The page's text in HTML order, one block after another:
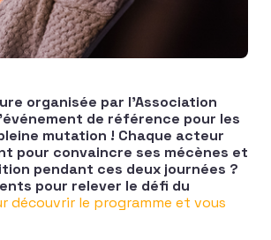
organisée par l’Association
de référence pour les
mutation ! Chaque acteur
pour convaincre ses mécènes et
pendant ces deux journées ?
pour relever le défi du
découvrir le programme et vous